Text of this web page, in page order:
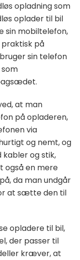
opladning som
oplader til bil
sin mobiltelefon,
på
sin telefon
at man
på opladeren,
via
og nemt, og
og stik,
også en mere
da man undgår
at sætte den til
opladere til bil,
der passer til
kræver, at